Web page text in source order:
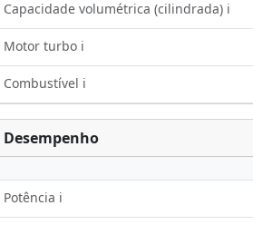
Capacidade volumétrica (cilindrada) ℹ️
Motor turbo ℹ️
Combustível ℹ️
Desempenho
Potência ℹ️